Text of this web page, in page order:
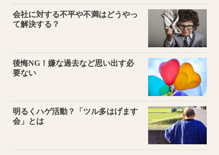
会社に対する不平や不満はどうやっ
て解決する？
後悔NG！嫌な過去など思い出す必
要ない
明るくハゲ活動？「ツル多はげます
会」とは